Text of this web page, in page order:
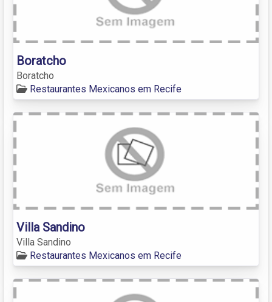
Boratcho
Boratcho
Restaurantes Mexicanos em Recife
Villa Sandino
Villa Sandino
Restaurantes Mexicanos em Recife